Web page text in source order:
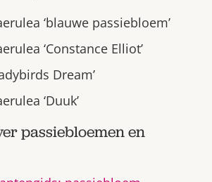
‘blauwe passiebloem’
‘Constance Elliot’
Dream’
‘Duuk’
passiebloemen en